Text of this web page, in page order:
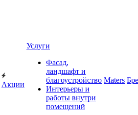
Акции
Услуги
Фасад,
ландшафт и
благоустройство
Интерьеры и
работы внутри
помещений
Maters